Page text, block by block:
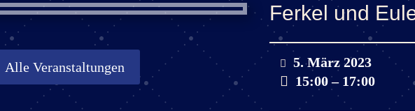
Alle Veranstaltungen
Ferkel und
5. März 2023
15:00 – 17:00